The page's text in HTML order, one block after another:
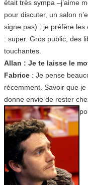
était très sympa –j’aime
pour discuter, un salon
signe pas) : je préfère
: super. Gros public, des
touchantes.
Allan : Je te laisse le
Fabrice : Je pense
récemment. Savoir que
donne envie de rester